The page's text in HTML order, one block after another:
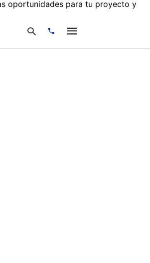
oportunidades para tu proyecto y